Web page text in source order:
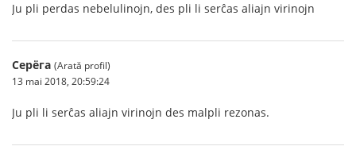
Ju pli perdas nebelulinojn, des pli li serĉas aliajn virinojn
Серёга (Arată profil)
13 mai 2018, 20:59:24
Ju pli li serĉas aliajn virinojn des malpli rezonas.